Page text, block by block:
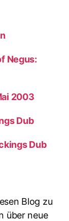
Negus:
2003
Dub
Dub
Blog zu
über neue